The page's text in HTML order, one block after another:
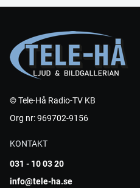
© Tele-Hå Radio-TV KB
Org nr: 969702-9156
KONTAKT
031 - 10 03 20
info@tele-ha.se